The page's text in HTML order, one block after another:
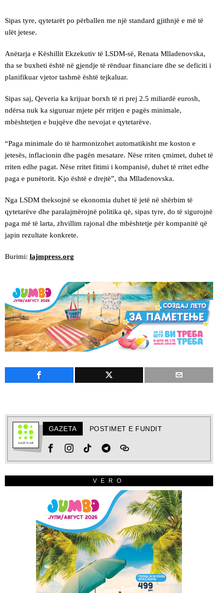
Sipas tyre, qytetarët po përballen me një standard gjithnjë e më të
ulët jetese.
Anëtarja e Këshillit Ekzekutiv të LSDM-së, Renata Mlladenovska,
tha se buxheti është në gjendje të rënduar financiare dhe se deficiti i
planifikuar vjetor tashmë është tejkaluar.
Sipas saj, Qeveria ka krijuar borxh të ri prej 2.5 miliardë eurosh,
ndërsa nuk ka siguruar mjete për rritjen e pagës minimale,
mbështetjen e bujqëve dhe nevojat e qytetarëve.
“Paga minimale do të harmonizohet automatikisht me koston e
jetesës, inflacionin dhe pagën mesatare. Nëse rriten çmimet, duhet të
rriten edhe pagat. Nëse rritet fitimi i kompanisë, duhet të rritet edhe
paga e punëtorit. Kjo është e drejtë”, tha Mlladenovska.
Nga LSDM theksojnë se ekonomia duhet të jetë në shërbim të
qytetarëve dhe paralajmërojnë politika që, sipas tyre, do të sigurojnë
paga më të larta, zhvillim rajonal dhe mbështetje për kompanitë që
japin rezultate konkrete.
Burimi: lajmpress.org
GAZETA POSTIMET E FUNDIT
VERO